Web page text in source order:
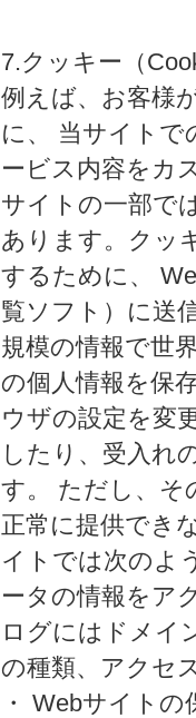
7.クッキー（
例えば、お客様
に、 当サイトで
ービス内容をカ
サイトの一部で
あります。クッ
するために、
覧ソフト）に送
規模の情報で世
の個人情報を保
ウザの設定を変
したり、受入れ
す。 ただし、そ
正常に提供でき
イトでは次のよ
ータの情報をア
ログにはドメイ
の種類、アクセ
・ Webサイトの